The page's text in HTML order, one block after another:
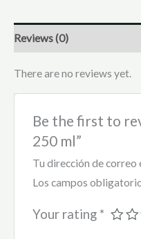
Reviews (0)
There are no reviews yet.
Be the first to
250 ml”
Tu dirección de correo
Los campos
Your rating *